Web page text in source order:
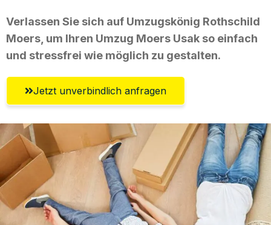
Verlassen Sie sich auf Umzugskönig Rothschild
Moers, um Ihren Umzug Moers Usak so einfach
und stressfrei wie möglich zu gestalten.
Jetzt unverbindlich anfragen